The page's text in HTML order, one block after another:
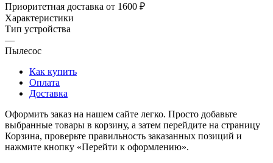
Приоритетная доставка от 1600 ₽
Характеристики
Тип устройства
—
Пылесос
Как купить
Оплата
Доставка
Оформить заказ на нашем сайте легко. Просто добавьте
выбранные товары в корзину, а затем перейдите на страницу
Корзина, проверьте правильность заказанных позиций и
нажмите кнопку «Перейти к оформлению».